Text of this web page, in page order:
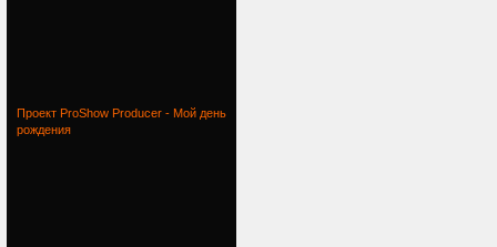
Проект ProShow Producer - Мой день
рождения